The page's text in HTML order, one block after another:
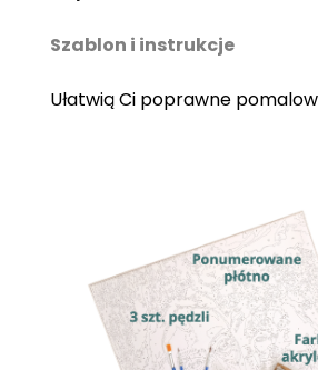
Szablon i instrukcje
Ułatwią Ci poprawne